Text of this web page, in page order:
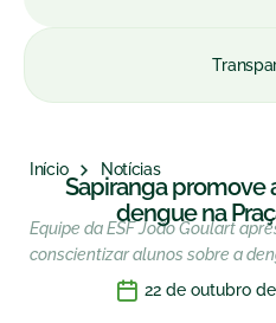
Início Notícias
Sapiranga promove
dengue na
Equipe da ESF João Goulart
conscientizar alunos sobre a
22 de outubro